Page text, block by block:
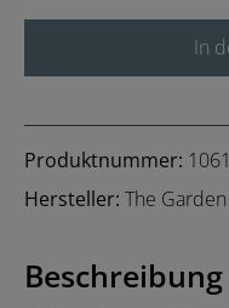
In
Produktnummer:
Hersteller: The
Beschreibung